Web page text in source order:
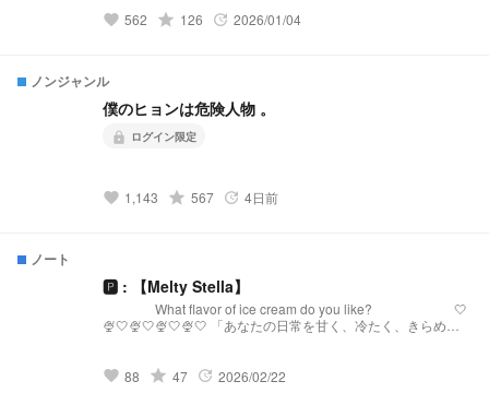
治】 「先輩、まだ独り身なんすか？(笑)」 小説になりました↓
【白布】 「浮いてた彼女が”浮いて”いた」 小説になりました↓
↓ ↓ https://novel.prcm.jp/novel/wm18GhLSixpJNbKeARoK
【宮侑】(角名) 「ちみけも買ったら男子高校生拾った話」 小説
になりました↓ ↓ ↓
https://novel.prcm.jp/novel/nMbYXcbwwQjoQ15Ja254 【牛
favorite 562 grade 126 update 2026/01/04
ノンジャンル
僕のヒョンは危険人物 。
lock ログイン限定
favorite 1,143 grade 567 update 4日前
ノート
🅿︎ : 【Melty Stella】
What flavor of ice cream do you like? 🤍
🍨🤍🍨🤍🍨🤍🍨🤍 「あなたの日常を甘く、冷たく、きらめか
届けるプリチューバ事務所です。 略称:メルステ 事務
favorite 88 grade 47 update 2026/02/22